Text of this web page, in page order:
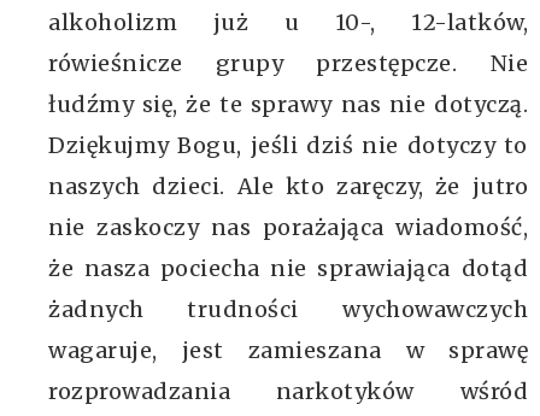
alkoholizm już u 10-, 12-latków,
rówieśnicze grupy przestępcze. Nie
łudźmy się, że te sprawy nas nie dotyczą.
Dziękujmy Bogu, jeśli dziś nie dotyczy to
naszych dzieci. Ale kto zaręczy, że jutro
nie zaskoczy nas porażająca wiadomość,
że nasza pociecha nie sprawiająca dotąd
żadnych trudności wychowawczych
wagaruje, jest zamieszana w sprawę
rozprowadzania narkotyków wśród